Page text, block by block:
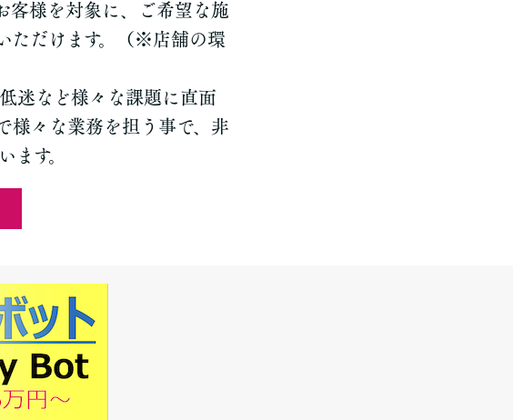
客様を対象に、ご希望な施
ただけます。（※店舗の環
迷など様々な課題に直面
様々な業務を担う事で、非
ます。